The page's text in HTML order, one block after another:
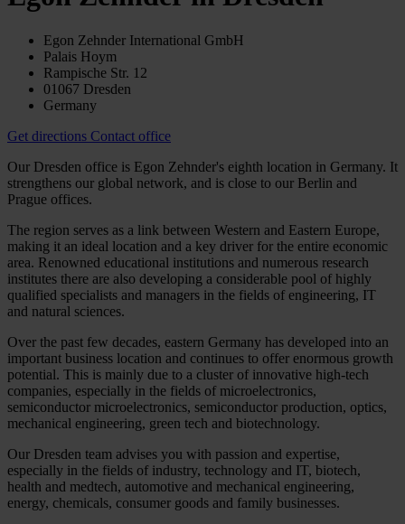
Egon Zehnder International GmbH
Palais Hoym
Rampische Str. 12
01067 Dresden
Germany
Get directions Contact office
Our Dresden office is Egon Zehnder's eighth location in Germany. It
strengthens our global network, and is close to our Berlin and
Prague offices.
The region serves as a link between Western and Eastern Europe,
making it an ideal location and a key driver for the entire economic
area. Renowned educational institutions and numerous research
institutes there are also developing a considerable pool of highly
qualified specialists and managers in the fields of engineering, IT
and natural sciences.
Over the past few decades, eastern Germany has developed into an
important business location and continues to offer enormous growth
potential. This is mainly due to a cluster of innovative high-tech
companies, especially in the fields of microelectronics,
semiconductor microelectronics, semiconductor production, optics,
mechanical engineering, green tech and biotechnology.
Our Dresden team advises you with passion and expertise,
especially in the fields of industry, technology and IT, biotech,
health and medtech, automotive and mechanical engineering,
energy, chemicals, consumer goods and family businesses.